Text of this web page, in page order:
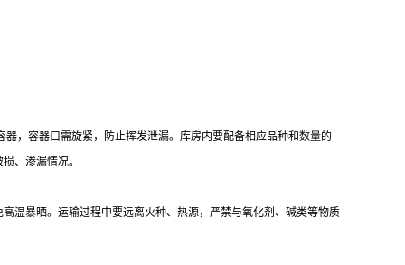
，容器口需旋紧，防止挥发泄漏。库房内要配备相应品种和数量的
、渗漏情况。
温暴晒。运输过程中要远离火种、热源，严禁与氧化剂、碱类等物质